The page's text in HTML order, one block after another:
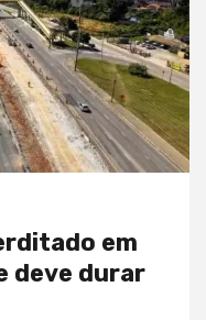
em
deve durar